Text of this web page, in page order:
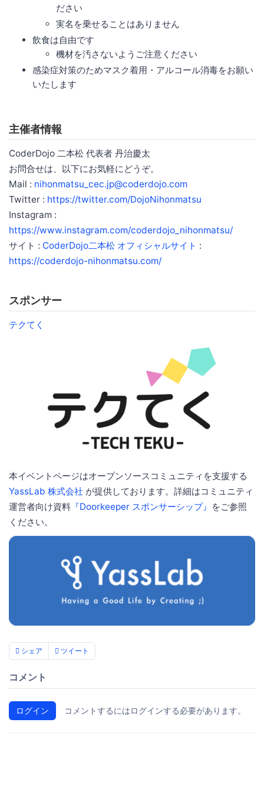
ださい
実名を乗せることはありません
飲食は自由です
機材を汚さないようご注意ください
感染症対策のためマスク着用・アルコール消毒をお願い
いたします
主催者情報
CoderDojo 二本松 代表者 丹治慶太
お問合せは、以下にお気軽にどうぞ。
Mail : nihonmatsu_cec.jp@coderdojo.com
Twitter : https://twitter.com/DojoNihonmatsu
Instagram :
https://www.instagram.com/coderdojo_nihonmatsu/
サイト : CoderDojo二本松 オフィシャルサイト :
https://coderdojo-nihonmatsu.com/
スポンサー
テクてく
本イベントページはオープンソースコミュニティを支援する
YassLab 株式会社 が提供しております。詳細はコミュニティ
運営者向け資料 『Doorkeeper スポンサーシップ』 をご参照
ください。
シェア ツイート
コメント
ログイン コメントするにはログインする必要があります。